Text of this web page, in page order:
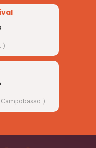
)
Campobasso )